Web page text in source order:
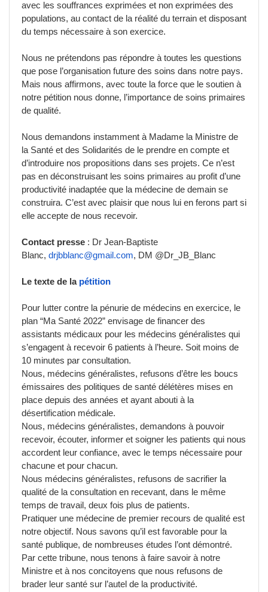
avec les souffrances exprimées et non exprimées des
populations, au contact de la réalité du terrain et disposant
du temps nécessaire à son exercice.
Nous ne prétendons pas répondre à toutes les questions
que pose l’organisation future des soins dans notre pays.
Mais nous affirmons, avec toute la force que le soutien à
notre pétition nous donne, l’importance de soins primaires
de qualité.
Nous demandons instamment à Madame la Ministre de
la Santé et des Solidarités de le prendre en compte et
d’introduire nos propositions dans ses projets. Ce n’est
pas en déconstruisant les soins primaires au profit d’une
productivité inadaptée que la médecine de demain se
construira. C’est avec plaisir que nous lui en ferons part si
elle accepte de nous recevoir.
Contact presse : Dr Jean-Baptiste
Blanc, drjbblanc@gmail.com, DM @Dr_JB_Blanc
Le texte de la pétition
Pour lutter contre la pénurie de médecins en exercice, le
plan “Ma Santé 2022” envisage de financer des
assistants médicaux pour les médecins généralistes qui
s’engagent à recevoir 6 patients à l’heure. Soit moins de
10 minutes par consultation.
Nous, médecins généralistes, refusons d’être les boucs
émissaires des politiques de santé délétères mises en
place depuis des années et ayant abouti à la
désertification médicale.
Nous, médecins généralistes, demandons à pouvoir
recevoir, écouter, informer et soigner les patients qui nous
accordent leur confiance, avec le temps nécessaire pour
chacune et pour chacun.
Nous médecins généralistes, refusons de sacrifier la
qualité de la consultation en recevant, dans le même
temps de travail, deux fois plus de patients.
Pratiquer une médecine de premier recours de qualité est
notre objectif. Nous savons qu’il est favorable pour la
santé publique, de nombreuses études l’ont démontré.
Par cette tribune, nous tenons à faire savoir à notre
Ministre et à nos concitoyens que nous refusons de
brader leur santé sur l’autel de la productivité.